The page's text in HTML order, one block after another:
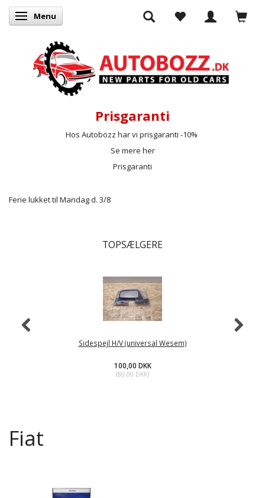
Skifte navigation
Menu
Prisgaranti
Hos Autobozz har vi prisgaranti -10%
Se mere her
Prisgaranti
Ferie lukket til Mandag d. 3/8
TOPSÆLGERE
Sidespejl H/V (universal Wesem)
100,00 DKK
(80,00 DKK)
Fiat